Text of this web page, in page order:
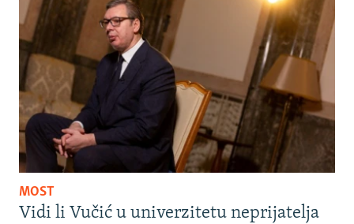
MOST
Vidi li Vučić u univerzitetu neprijatelja